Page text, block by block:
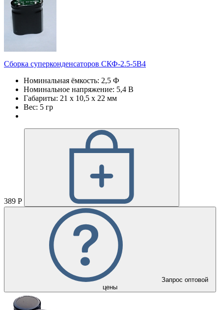
Сборка суперконденсаторов СКФ-2.5-5В4
Номинальная ёмкость: 2,5 Ф
Номинальное напряжение: 5,4 В
Габариты: 21 х 10,5 х 22 мм
Вес: 5 гр
389 Р
Запрос оптовой
цены